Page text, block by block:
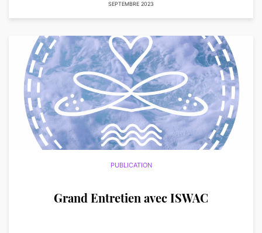
SEPTEMBRE 2023
PUBLICATION
Grand Entretien avec ISWAC